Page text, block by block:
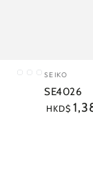
DLLIPX
小
販：
SEIKO
SE4026
正
HKD$